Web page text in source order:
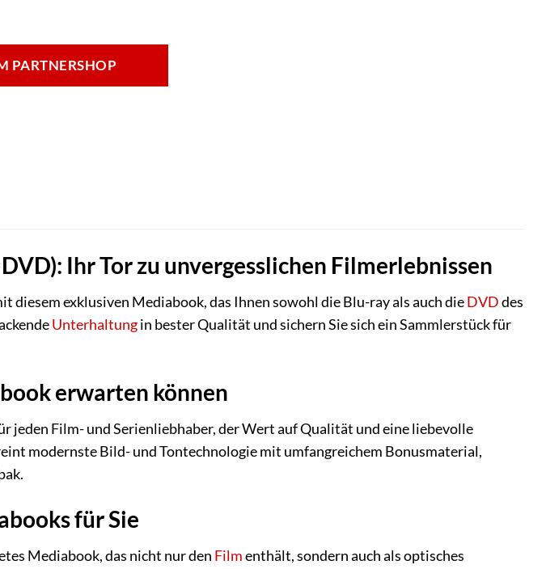
PARTNERSHOP
Ihr Tor zu unvergesslichen Filmerlebnissen
diesem exklusiven Mediabook, das Ihnen sowohl die Blu-ray als auch dieDVDdes
Unterhaltungin bester Qualität und sichern Sie sich ein Sammlerstück für
erwarten können
jeden Film- und Serienliebhaber, der Wert auf Qualität und eine liebevolle
modernste Bild- und Tontechnologie mit umfangreichem Bonusmaterial,
für Sie
Mediabook, das nicht nur den Filmenthält, sondern auch als optisches